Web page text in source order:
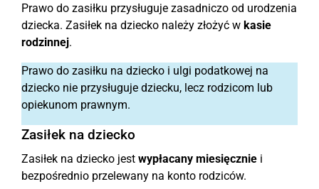
Prawo do zasiłku przysługuje zasadniczo od urodzenia
dziecka. Zasiłek na dziecko należy złożyć w kasie
rodzinnej.
Prawo do zasiłku na dziecko i ulgi podatkowej na
dziecko nie przysługuje dziecku, lecz rodzicom lub
opiekunom prawnym.
Zasiłek na dziecko
Zasiłek na dziecko jest wypłacany miesięcznie i
bezpośrednio przelewany na konto rodziców.